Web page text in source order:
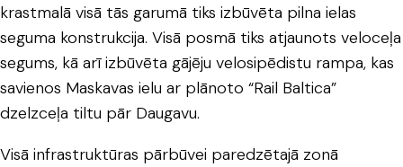
krastmalā visā tās garumā tiks izbūvēta pilna ielas
seguma konstrukcija. Visā posmā tiks atjaunots veloceļa
segums, kā arī izbūvēta gājēju velosipēdistu rampa, kas
savienos Maskavas ielu ar plānoto “Rail Baltica”
dzelzceļa tiltu pār Daugavu.
Visā infrastruktūras pārbūvei paredzētajā zonā